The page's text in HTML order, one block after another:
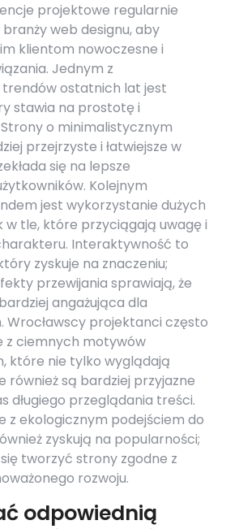
projektowe regularnie
web designu, aby
klientom nowoczesne i
Jednym z
trendów ostatnich lat jest
stawia na prostotę i
o minimalistycznym
przejrzyste i łatwiejsze w
się na lepsze
Kolejnym
jest wykorzystanie dużych
w tle, które przyciągają uwagę i
Interaktywność to
zyskuje na znaczeniu;
przewijania sprawiają, że
angażująca dla
Wrocławscy projektanci często
z ciemnych motywów
które nie tylko wyglądają
również są bardziej przyjazne
długiego przeglądania treści.
z ekologicznym podejściem do
zyskują na popularności;
tworzyć strony zgodne z
rozwoju.
odpowiednią